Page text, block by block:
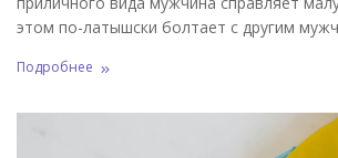
этом по-латышски болтает с другим
Подробнее